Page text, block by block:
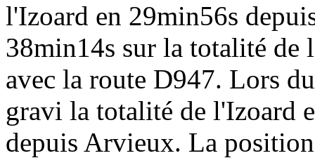
l'Izoard en 29min56s
38min14s sur la totalité de
avec la route D947. Lors
gravi la totalité de l'Izoard
depuis Arvieux. La